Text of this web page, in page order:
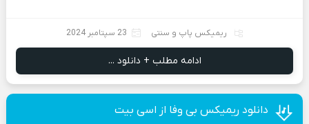
ریمیکس پاپ و سنتی 23 سپتامبر 2024
ادامه مطلب + دانلود ...
دانلود ریمیکس بی وفا از اسی بیت